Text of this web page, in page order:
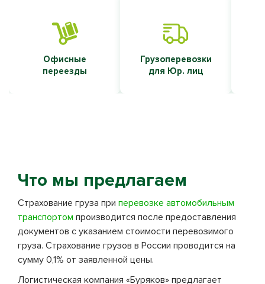
Офисные
переезды
Грузоперевозки
для Юр. лиц
Что мы предлагаем
Страхование груза при перевозке автомобильным
транспортом производится после предоставления
документов с указанием стоимости перевозимого
груза. Страхование грузов в России проводится на
сумму 0,1% от заявленной цены.
Логистическая компания «Буряков» предлагает